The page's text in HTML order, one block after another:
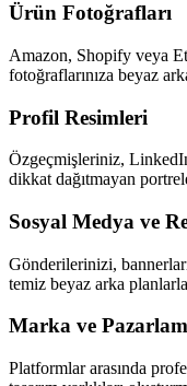
Ürün Fotoğrafları
Amazon, Shopify veya
fotoğraflarınıza beyaz
Profil Resimleri
Özgeçmişleriniz,
dikkat dağıtmayan
Sosyal Medya ve
Gönderilerinizi,
temiz beyaz arka
Marka ve
Platformlar arasında